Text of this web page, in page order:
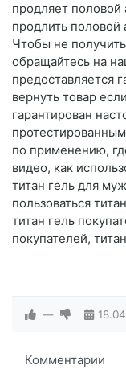
продляет половой
продлить половой
Чтобы не
обращайтесь на
предоставляется
вернуть товар
гарантирован
по применению,
видео, как
титан гель для
пользоваться
титан гель
покупателей,
—
Комментарии